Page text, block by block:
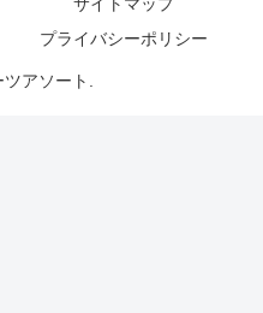
プライバシーポリシー
アソート.